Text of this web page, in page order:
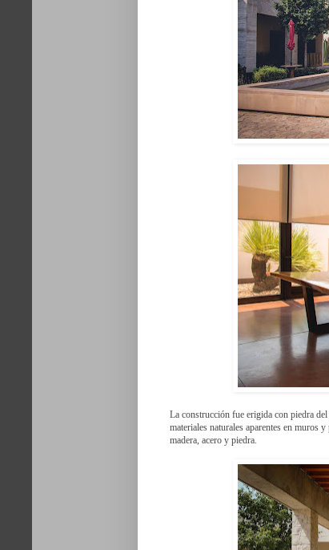
La construcción fue erigida con piedra
materiales naturales aparentes en muros
madera, acero y piedra.